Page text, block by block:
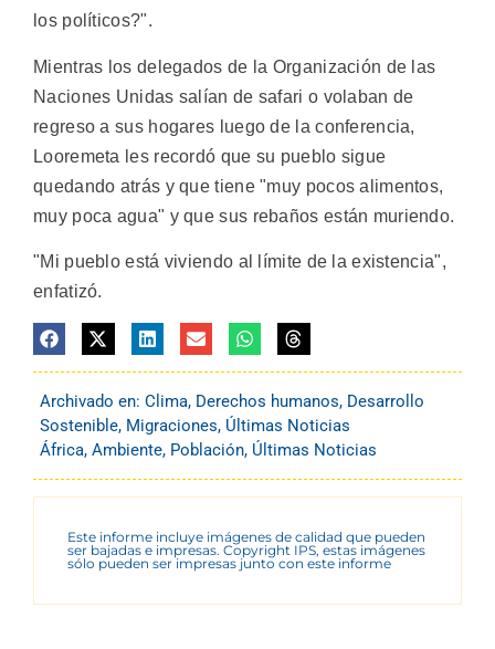
los políticos?".
Mientras los delegados de la Organización de las
Naciones Unidas salían de safari o volaban de
regreso a sus hogares luego de la conferencia,
Looremeta les recordó que su pueblo sigue
quedando atrás y que tiene "muy pocos alimentos,
muy poca agua" y que sus rebaños están muriendo.
"Mi pueblo está viviendo al límite de la existencia",
enfatizó.
Archivado en: Clima, Derechos humanos, Desarrollo
Sostenible, Migraciones, Últimas Noticias
África, Ambiente, Población, Últimas Noticias
Este informe incluye imágenes de calidad que pueden
ser bajadas e impresas. Copyright IPS, estas imágenes
sólo pueden ser impresas junto con este informe